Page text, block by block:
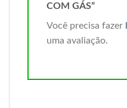
COM GÁS”
Você precisa fazer
uma avaliação.